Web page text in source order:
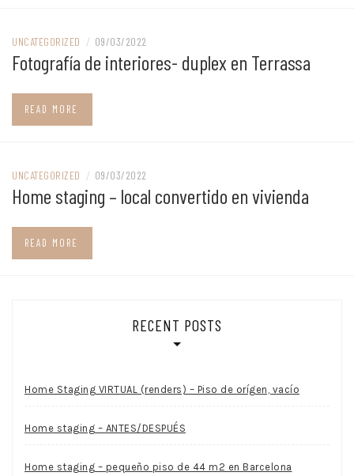
UNCATEGORIZED / 09/03/2022
Fotografía de interiores- duplex en Terrassa
READ MORE
UNCATEGORIZED / 09/03/2022
Home staging – local convertido en vivienda
READ MORE
RECENT POSTS
Home Staging VIRTUAL (renders) – Piso de orígen, vacío
Home staging – ANTES/DESPUÉS
Home staging – pequeño piso de 44 m2 en Barcelona